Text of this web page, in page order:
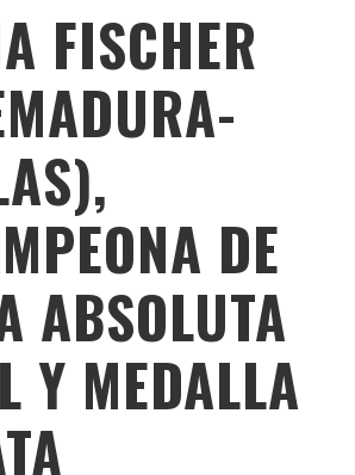
FISCHER
DE
ABSOLUTA
Y MEDALLA